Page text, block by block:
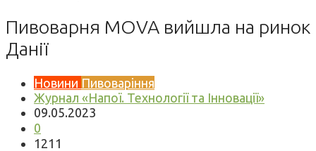
Пивоварня MOVA вийшла на ринок
Данії
Новини Пивоваріння
Журнал «Напої. Технології та Інновації»
09.05.2023
0
1211